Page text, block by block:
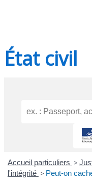
État civil
Accueil particuliers >
l'intégrité > Peut-on